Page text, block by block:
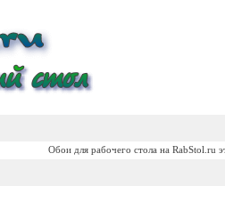
Обои для рабочего стола на RabStol.ru